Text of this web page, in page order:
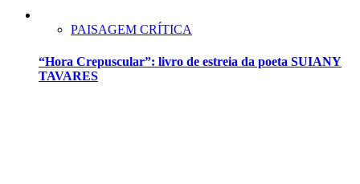
PAISAGEM CRÍTICA
“Hora Crepuscular”: livro de estreia da poeta SUIANY
TAVARES